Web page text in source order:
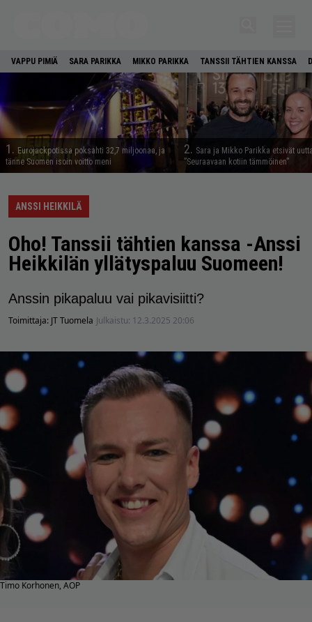
VAPPU PIMIÄ SARA PARIKKA MIKKO PARIKKA TANSSII TÄHTIEN KANSSA
1. Eurojackpotissa poksahti 32,7 miljoonaa, ja
tänne Suomen isoin voitto meni
2. Sara ja Mikko Parikka etsivät
”Seuraavaan kotiin tämmöinen”
ANSSI HEIKKILÄ
Oho! Tanssii tähtien kanssa -Anssi
Heikkilän yllätyspaluu Suomeen!
Anssin pikapaluu vai pikavisiitti?
Toimittaja: JT Tuomela Julkaistu: 12.3.2025 20:06
Timo Korhonen, AOP